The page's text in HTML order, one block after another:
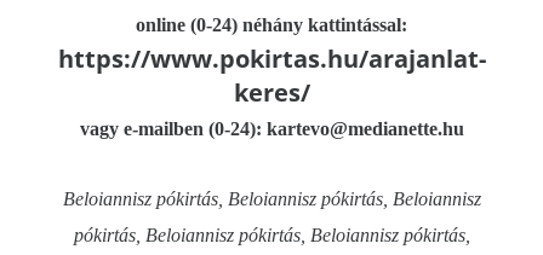
online (0-24) néhány kattintással:
https://www.pokirtas.hu/arajanlat-
keres/
vagy e-mailben (0-24): kartevo@medianette.hu
Beloiannisz pókirtás, Beloiannisz pókirtás, Beloiannisz
pókirtás, Beloiannisz pókirtás, Beloiannisz pókirtás,